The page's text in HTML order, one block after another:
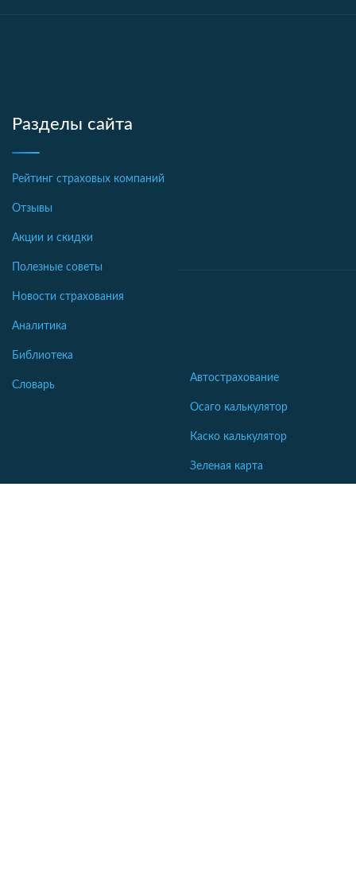
Разделы сайта
Рейтинг страховых компаний
Отзывы
Акции и скидки
Полезные советы
Новости страхования
Аналитика
Библиотека
Словарь
Автострахование
Осаго калькулятор
Каско калькулятор
Зеленая карта